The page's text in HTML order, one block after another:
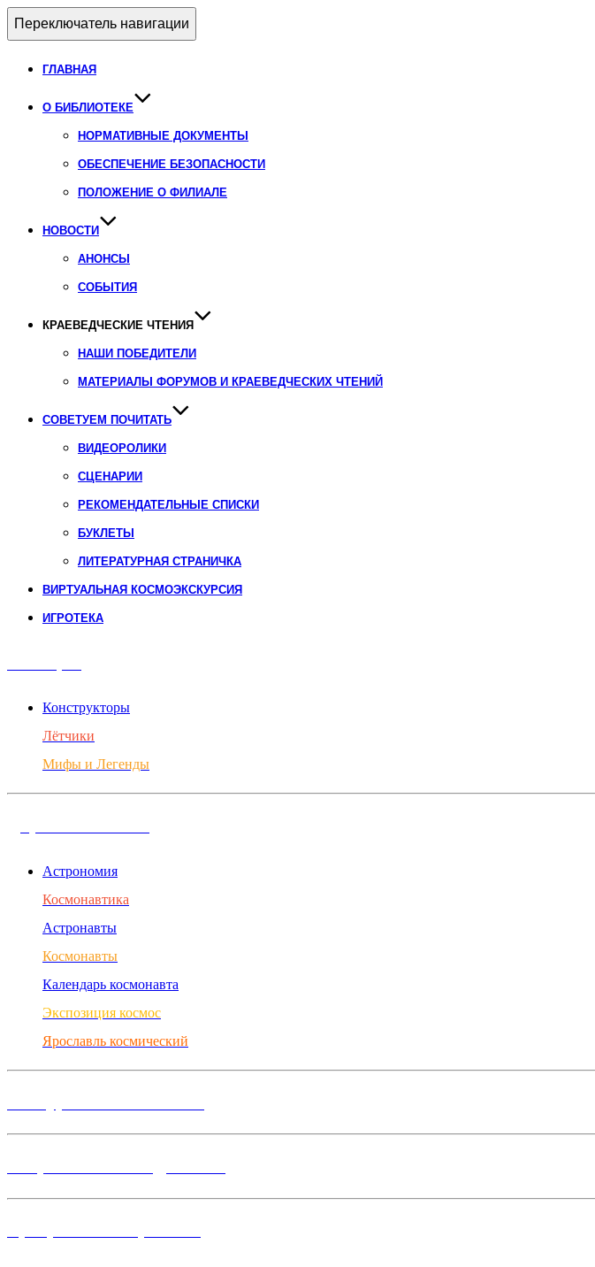
Переключатель навигации
ГЛАВНАЯ
О БИБЛИОТЕКЕ
НОРМАТИВНЫЕ ДОКУМЕНТЫ
ОБЕСПЕЧЕНИЕ БЕЗОПАСНОСТИ
ПОЛОЖЕНИЕ О ФИЛИАЛЕ
НОВОСТИ
АНОНСЫ
СОБЫТИЯ
КРАЕВЕДЧЕСКИЕ ЧТЕНИЯ
НАШИ ПОБЕДИТЕЛИ
МАТЕРИАЛЫ ФОРУМОВ И КРАЕВЕДЧЕСКИХ ЧТЕНИЙ
СОВЕТУЕМ ПОЧИТАТЬ
ВИДЕОРОЛИКИ
СЦЕНАРИИ
РЕКОМЕНДАТЕЛЬНЫЕ СПИСКИ
БУКЛЕТЫ
ЛИТЕРАТУРНАЯ СТРАНИЧКА
ВИРТУАЛЬНАЯ КОСМОЭКСКУРСИЯ
ИГРОТЕКА
Конструкторы
Лётчики
Мифы и Легенды
Астрономия
Космонавтика
Астронавты
Космонавты
Календарь космонавта
Экспозиция космос
Ярославль космический